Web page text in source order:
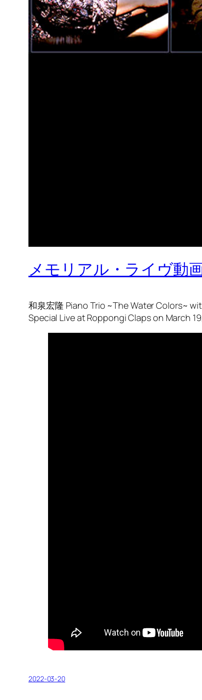
メモリアル・ライヴ動
和泉宏隆 Piano Trio ~The Water Colors~
Special Live at Roppongi Claps on March
2022-03-20